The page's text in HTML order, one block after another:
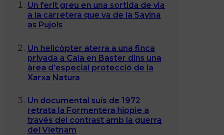
Un ferit greu en una sortida de via
a la carretera que va de la Savina
as Pujols
Un helicòpter aterra a una finca
privada a Cala en Baster dins una
àrea d’especial protecció de la
Xarxa Natura
Un documental suís de 1972
retrata la Formentera hippie a
través del contrast amb la guerra
del Vietnam